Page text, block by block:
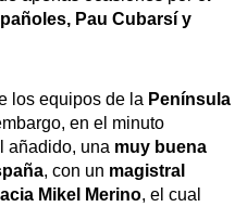
Pau Cubarsí y
los equipos de la Península
en el minuto
añadido, una muy buena
, con un magistral
Mikel Merino, el cual